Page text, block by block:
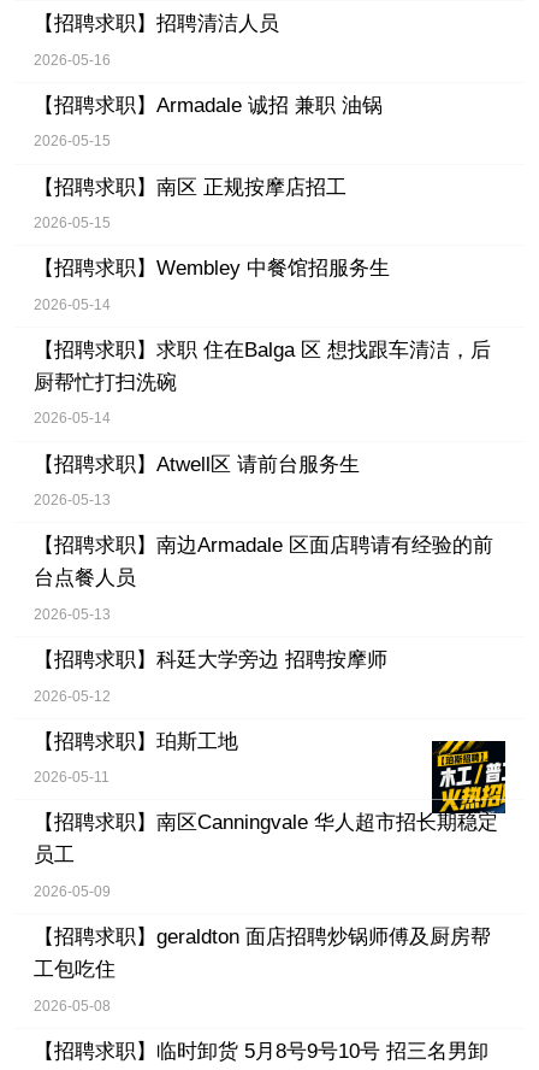
【招聘求职】 招聘清洁人员
2026-05-16
【招聘求职】 Armadale 诚招 兼职 油锅
2026-05-15
【招聘求职】 南区 正规按摩店招工
2026-05-15
【招聘求职】 Wembley 中餐馆招服务生
2026-05-14
【招聘求职】 求职 住在Balga 区 想找跟车清洁，后
厨帮忙打扫洗碗
2026-05-14
【招聘求职】 Atwell区 请前台服务生
2026-05-13
【招聘求职】 南边Armadale 区面店聘请有经验的前
台点餐人员
2026-05-13
【招聘求职】 科廷大学旁边 招聘按摩师
2026-05-12
【招聘求职】 珀斯工地
2026-05-11
【招聘求职】 南区Canningvale 华人超市招长期稳定
员工
2026-05-09
【招聘求职】 geraldton 面店招聘炒锅师傅及厨房帮
工包吃住
2026-05-08
【招聘求职】 临时卸货 5月8号9号10号 招三名男卸